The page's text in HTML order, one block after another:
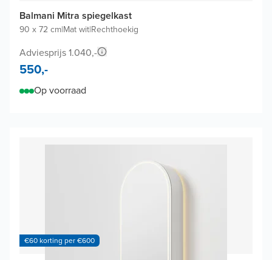
Balmani Mitra spiegelkast
90 x 72 cm|Mat wit|Rechthoekig
Adviesprijs 1.040,-
550,-
Op voorraad
€60 korting per €600